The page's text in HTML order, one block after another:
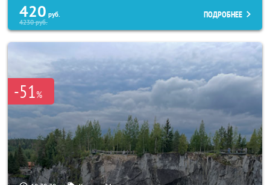
420 руб.
4230руб.
ПОДРОБНЕЕ
-51%